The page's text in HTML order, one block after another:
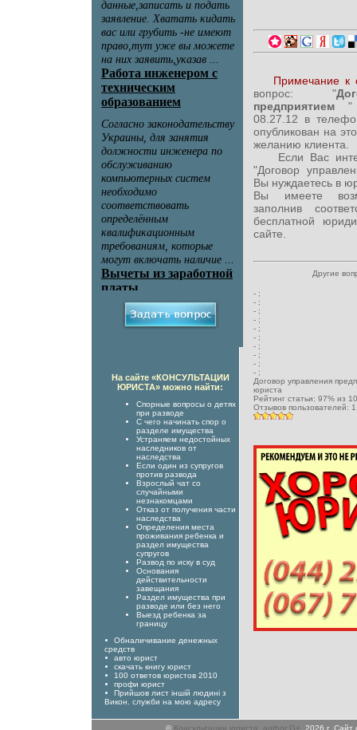
Примечание к
вопрос: "
предприятием "
08.27.12 в
опубликован на
желанию клиента.
Если Вас
"Договор
Вы нуждаетесь в
Вы имеете
заполнив
бесплатной
сайте.
Другие
- ;
- ;
- ;
- ;
- ;
- ;
- ;
- ;
- ;
- ;
Договор управления
юриста
Рейтинг статьи: 97% из
Отзывов пользователей: 1
На сайте «КОНСУЛЬТАЦИИ
ЮРИСТА» можно найти:
Спорные вопросы о детях
при разводе
С чего начинать спор о
разделе имущества
Устраняем недостойных
наследников от
наследства
Если один из супругов
против развода
Взрослый чат со
случайными
незнакомцами
Отказ от получения части
наследства
Определения места
проживания ребенка и
раздел имущества
супругов
Развод по иску в суд
Основания
действительности
завещания
Раздел имущества при
разводе или без него
Выезд ребенка за
границу
Обналичивание денежных
средств
авто юрист
скачать книгу юрист
100 ответов юристов 2010
профи юрист
Прийшов лист іншій людині з
Викон. служби на мою адресу
© Консультации юриста author G+ , 2026 г.